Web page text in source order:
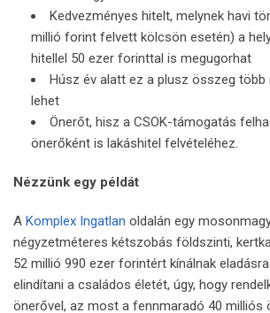
Kedvezményes hitelt, melynek havi
millió forint felvett kölcsön esetén) a
hitellel 50 ezer forinttal is megugorhat
Húsz év alatt ez a plusz összeg
lehet
Önerőt, hisz a CSOK-támogatás
önerőként is lakáshitel felvételéhez.
Nézzünk egy példát
A Komplex Ingatlan oldalán egy
négyzetméteres kétszobás földszinti,
52 millió 990 ezer forintért kínálnak
elindítani a családos életét, úgy, hogy
önerővel, az most a fennmaradó 40 milliós